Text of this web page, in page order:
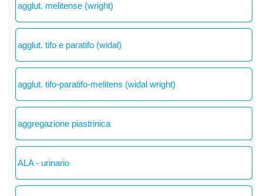
agglut. melitense (wright)
agglut. tifo e paratifo (widal)
agglut. tifo-paratifo-melitens (widal wright)
aggregazione piastrinica
ALA - urinario